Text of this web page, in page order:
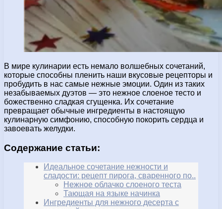
В мире кулинарии есть немало волшебных сочетаний,
которые способны пленить наши вкусовые рецепторы и
пробудить в нас самые нежные эмоции. Один из таких
незабываемых дуэтов — это нежное слоеное тесто и
божественно сладкая сгущенка. Их сочетание
превращает обычные ингредиенты в настоящую
кулинарную симфонию, способную покорить сердца и
завоевать желудки.
Содержание статьи:
Идеальное сочетание нежности и
сладости: рецепт пирога, сваренного по..
Нежное облачко слоеного теста
Тающая на языке начинка
Ингредиенты для нежного десерта с